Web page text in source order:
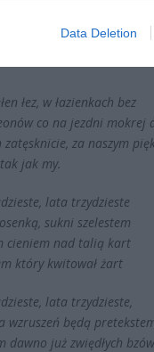
Data Deletion
łez, w łazienkach bez
co na jezdni mokrej
zatęsknicie, za naszym
jak my.
lata trzydzieste
sukni szelestem
cieniem nad talią kart
który kwitował żart
lata trzydzieste,
wzruszeń będą
dawno już zwiędłych bzów